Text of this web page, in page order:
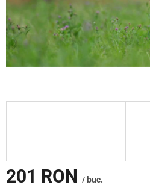
201 RON / buc.